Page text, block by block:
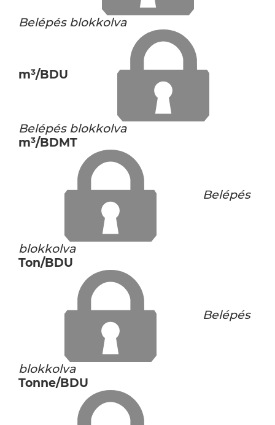
Belépés blokkolva
m³/BDU
Belépés blokkolva
m³/BDMT
Belépés
blokkolva
Ton/BDU
Belépés
blokkolva
Tonne/BDU